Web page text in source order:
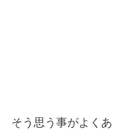
そう思う事がよくあ